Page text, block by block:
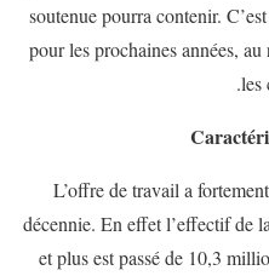
soutenue pourra contenir.
pour les prochaines années,
les
L’offre de travail a
décennie. En effet l’effectif de
et plus est passé de 10,3